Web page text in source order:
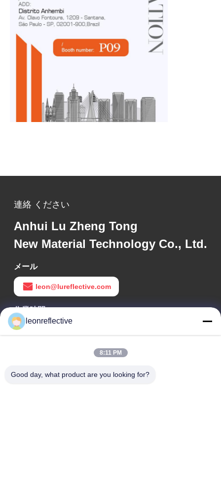
連絡 ください
Anhui Lu Zheng Tong
New Material Technology Co., Ltd.
メール
leon@lureflective.com
作業時間
9:00-18:00
2階,D2ビル,黄井科学技術公園,ハイテクゾーン,河北,安??,中国
leonreflective
8:11 PM
Good day, what product are you looking for?